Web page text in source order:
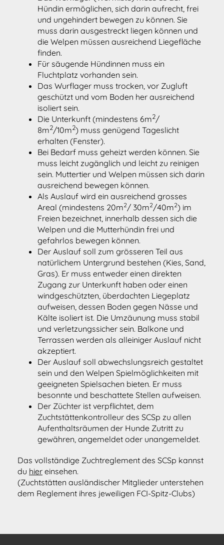
Hündin ermöglichen, sich darin aufrecht, frei
und ungehindert bewegen zu können. Sie
muss darin ausgestreckt liegen können und
die Welpen müssen ausreichend Liegefläche
finden.
Für säugende Hündinnen muss ein
Fluchtplatz vorhanden sein.
Das Wurflager muss trocken, vor Zugluft
geschützt und vom Boden her ausreichend
isoliert sein.
Die Unterkunft (mindestens 6m2/
8m2/10m2) muss genügend Tageslicht
erhalten (Fenster).
Bei Bedarf muss geheizt werden können. Sie
muss leicht zugänglich und leicht zu reinigen
sein. Muttertier und Welpen müssen sich darin
ausreichend bewegen können.
Als Auslauf wird ein ausreichend grosses
Areal (mindestens 20m2/ 30m2/40m2) im
Freien bezeichnet, innerhalb dessen sich die
Welpen und die Mutterhündin frei und
gefahrlos bewegen können.
Der Auslauf soll zum grösseren Teil aus
natürlichem Untergrund bestehen (Kies, Sand,
Gras). Er muss entweder einen direkten
Zugang zur Unterkunft haben oder einen
windgeschützten, überdachten Liegeplatz
aufweisen, dessen Boden gegen Nässe und
Kälte isoliert ist. Die Umzäunung muss stabil
und verletzungssicher sein. Balkone und
Terrassen werden als alleiniger Auslauf nicht
akzeptiert.
Der Auslauf soll abwechslungsreich gestaltet
sein und den Welpen Spielmöglichkeiten mit
geeigneten Spielsachen bieten. Er muss
besonnte und beschattete Stellen aufweisen.
Der Züchter ist verpflichtet, dem
Zuchtstättenkontrolleur des SCSp zu allen
Aufenthaltsräumen der Hunde Zutritt zu
gewähren, angemeldet oder unangemeldet.
Das vollständige Zuchtreglement des SCSp kannst
du hier einsehen.
(Zuchtstätten ausländischer Mitglieder unterstehen
dem Reglement ihres jeweiligen FCI-Spitz-Clubs)